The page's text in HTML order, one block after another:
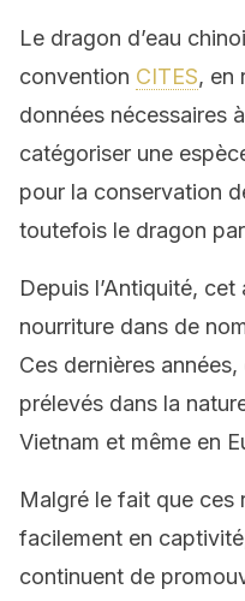
Le dragon d’eau
convention CITES, en
données nécessaires
catégoriser une
pour la conservation
toutefois le dragon
Depuis l’Antiquité,
nourriture dans de
Ces dernières
prélevés dans la
Vietnam et même en
Malgré le fait que ces
facilement en
continuent de